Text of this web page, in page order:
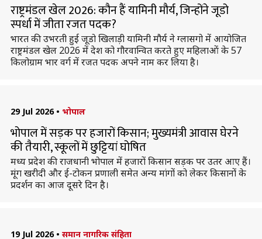
राष्ट्रमंडल खेल 2026: कौन हैं यामिनी मौर्य, जिन्होंने जूडो
स्पर्धा में जीता रजत पदक?
भारत की उभरती हुई जूडो खिलाड़ी यामिनी मौर्य ने ग्लासगो में आयोजित
राष्ट्रमंडल खेल 2026 में देश को गौरवान्वित करते हुए महिलाओं के 57
किलोग्राम भार वर्ग में रजत पदक अपने नाम कर लिया है।
29 Jul 2026 • भोपाल
भोपाल में सड़क पर हजारों किसान; मुख्यमंत्री आवास घेरने
की तैयारी, स्कूलों में छुट्टियां घोषित
मध्य प्रदेश की राजधानी भोपाल में हजारों किसान सड़क पर उतर आए हैं।
मूंग खरीदी और ई-टोकन प्रणाली समेत अन्य मांगों को लेकर किसानों के
प्रदर्शन का आज दूसरे दिन है।
19 Jul 2026 • समान नागरिक संहिता